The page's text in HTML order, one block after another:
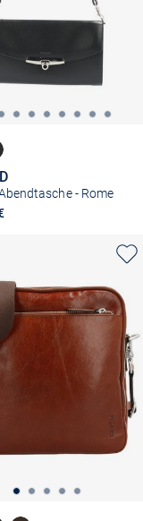
- Rome